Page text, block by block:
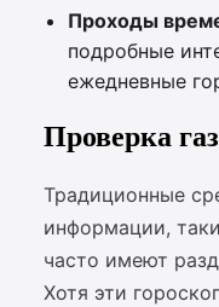
Проходы
подробные
ежедневные
Проверка
Традиционные
информации,
часто имеют
Хотя эти